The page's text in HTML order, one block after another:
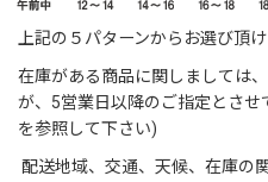
上記の５パターンからお選び頂け
在庫がある商品に関しましては
が、5営業日以降のご指定とさ
を参照して下さい)
配送地域、交通、天候、在庫の